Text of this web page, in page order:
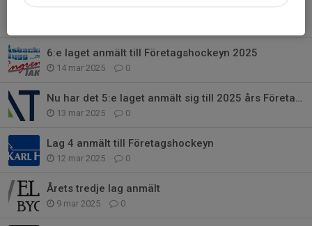
6:e laget anmält till Företagshockeyn 2025
14 mar 2025 0
Nu har det 5:e laget anmält sig till 2025 års Företagshockey
13 mar 2025 0
Lag 4 anmält till Företagshockeyn
12 mar 2025 0
Årets tredje lag anmält
9 mar 2025 0